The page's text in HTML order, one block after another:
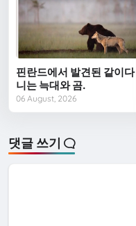
핀란드에서 발견된 같이다
니는 늑대와 곰.
06 August, 2026
댓글 쓰기